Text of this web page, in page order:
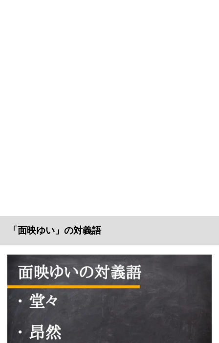
「面映ゆい」の対義語